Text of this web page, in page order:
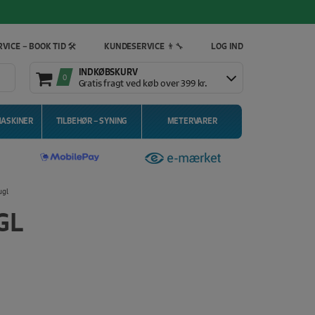
– BOOK TID 🛠️ KUNDESERVICE 👨‍🔧 LOG IND
0 INDKØBSKURV
Gratis fragt ved køb over 399 kr.
TILBEHØR – SYNING METERVARER